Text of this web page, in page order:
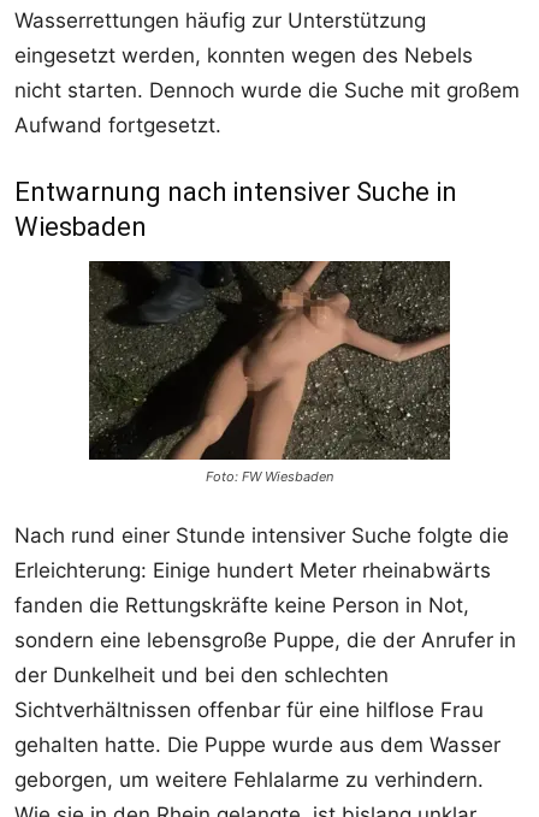
Wasserrettungen häufig zur Unterstützung
eingesetzt werden, konnten wegen des Nebels
nicht starten. Dennoch wurde die Suche mit großem
Aufwand fortgesetzt.
Entwarnung nach intensiver Suche in
Wiesbaden
Foto: FW Wiesbaden
Nach rund einer Stunde intensiver Suche folgte die
Erleichterung: Einige hundert Meter rheinabwärts
fanden die Rettungskräfte keine Person in Not,
sondern eine lebensgroße Puppe, die der Anrufer in
der Dunkelheit und bei den schlechten
Sichtverhältnissen offenbar für eine hilflose Frau
gehalten hatte. Die Puppe wurde aus dem Wasser
geborgen, um weitere Fehlalarme zu verhindern.